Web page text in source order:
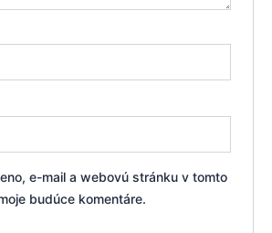
e-mail a webovú stránku v tomto
budúce komentáre.